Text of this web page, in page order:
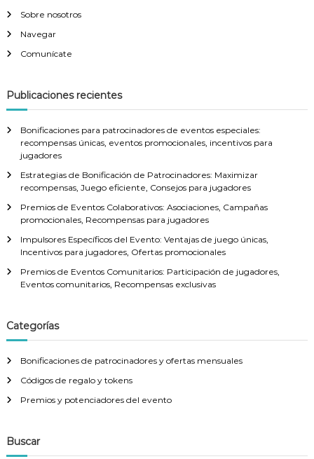
s
t
n
a
v
i
g
a
i
o
n
Sobre nosotros
Navegar
Comunícate
Publicaciones recientes
Bonificaciones para patrocinadores de eventos especiales:
recompensas únicas, eventos promocionales, incentivos para
jugadores
Estrategias de Bonificación de Patrocinadores: Maximizar
recompensas, Juego eficiente, Consejos para jugadores
Premios de Eventos Colaborativos: Asociaciones, Campañas
promocionales, Recompensas para jugadores
Impulsores Específicos del Evento: Ventajas de juego únicas,
Incentivos para jugadores, Ofertas promocionales
Premios de Eventos Comunitarios: Participación de jugadores,
Eventos comunitarios, Recompensas exclusivas
Categorías
Bonificaciones de patrocinadores y ofertas mensuales
Códigos de regalo y tokens
Premios y potenciadores del evento
Buscar